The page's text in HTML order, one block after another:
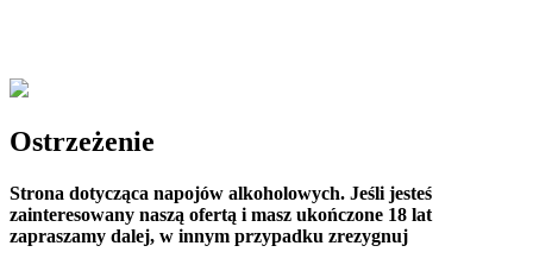
Ostrzeżenie
Strona dotycząca napojów alkoholowych. Jeśli jesteś
zainteresowany naszą ofertą i masz ukończone 18 lat
zapraszamy dalej, w innym przypadku zrezygnuj